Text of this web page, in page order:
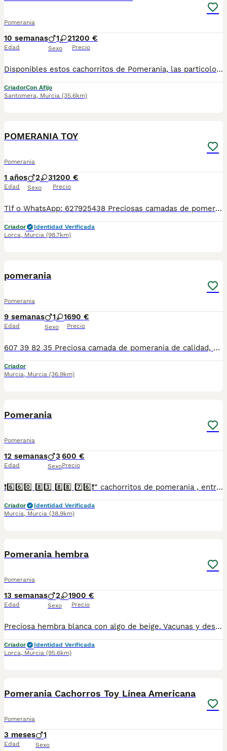
Pomerania
10 semanas
Edad
1 2
Sexo
1200 €
Precio
Disponibles estos cachorritos de Pomerania, las particolor son hembras y el de color sable es un macho son unas bolitas adorables si quieres más información sobre ellos contacta con nosotros
CriadorCon Afijo
Santomera, Murcia (35.6km)
POMERANIA TOY
Pomerania
1 años
Edad
2 3
Sexo
1200 €
Precio
Tlf o WhatsApp: 627925438 Preciosas camadas de pomerania, se entregan con minimo de dos meses y medio de edad y sus vacunas correspondientes, desparasitados interna y externamente, pasaporte y microchip, contrato de compra y garantia de salud. preferiblemente recogida en mano pero también podemos entregar en toda España mediante transporte de alta calidad preparado para animales y con chofer particular con posibilidad de pago contra reembolso Llámanos o háblanos por whats app.
Criador
Identidad Verificada
Lorca, Murcia (98.7km)
pomerania
Pomerania
9 semanas
Edad
1 1
Sexo
690 €
Precio
607 39 82 35 Preciosa camada de pomerania de calidad, diferentes colores con diferentes precios, se entregan con minimo de dos meses y medio de edad y sus vacunas correspondientes, desparasitados interna y externamente, pasaporte y microchip, contrato de garantia de salud. preferiblemente recogida en mano pero también podemos entregar en toda España mediante transporte de alta calidad preparado para animales y con chofer particular con posibilidad de pago contra reembolso Llámanos o háblanos por whats app, Teléfono 607398235
Criador
Murcia, Murcia (36.9km)
Pomerania
Pomerania
12 semanas
Edad
3
Sexo
600 €
Precio
❗6️⃣6️⃣0️⃣ 8️⃣3️⃣ 8️⃣8️⃣ 7️⃣6️⃣❗“ cachorritos de pomerania , entregamos vacunados desparasitados con cartilla veterinaria, microchip y contrato de garantia de compra..”
Criador
Identidad Verificada
Murcia, Murcia (38.9km)
Pomerania hembra
Pomerania
13 semanas
Edad
2 1
Sexo
900 €
Precio
Preciosa hembra blanca con algo de beige. Vacunas y desparasitaciones correspondientes a su edad..
Criador
Identidad Verificada
Lorca, Murcia (95.6km)
Pomerania Cachorros Toy Línea Americana
Pomerania
3 meses
Edad
1
Sexo